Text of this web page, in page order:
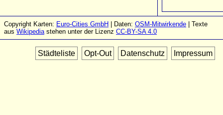
Copyright Karten: Euro-Cities GmbH | Daten: OSM-Mitwirkende | Texte
aus Wikipediastehen unter der Lizenz CC-BY-SA 4.0
Städteliste Opt-Out Datenschutz Impressum